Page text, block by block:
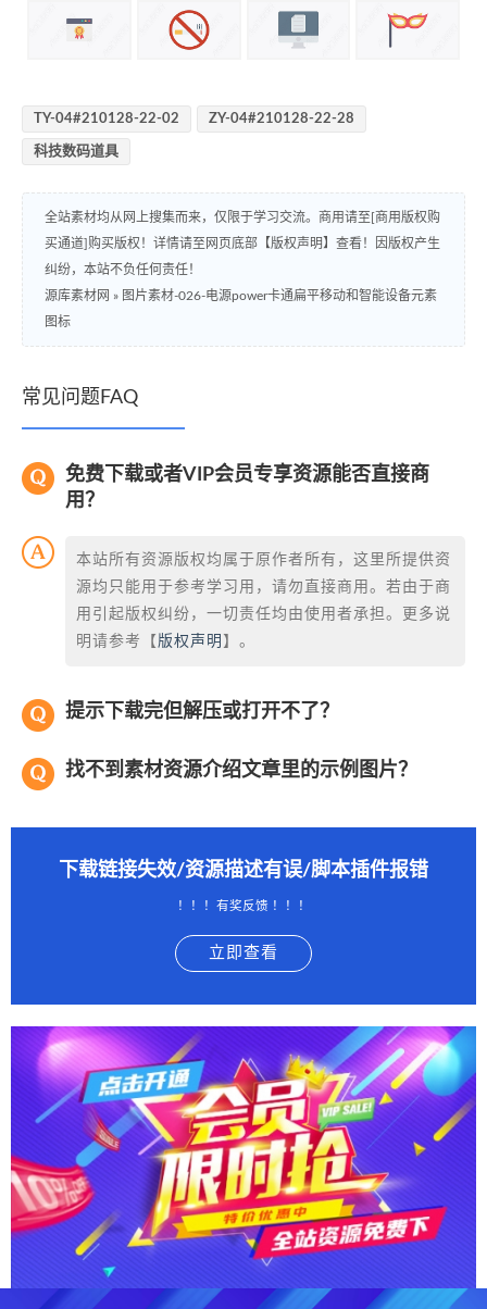
TY-04#210128-22-02 ZY-04#210128-22-28
科技数码道具
全站素材均从网上搜集而来，仅限于学习交流。商用请至[商用版权购
买通道]购买版权！详情请至网页底部【版权声明】查看！因版权产生
纠纷，本站不负任何责任！
源库素材网 » 图片素材-026-电源power卡通扁平移动和智能设备元素
图标
常见问题FAQ
免费下载或者VIP会员专享资源能否直接商
用？
本站所有资源版权均属于原作者所有，这里所提供资
源均只能用于参考学习用，请勿直接商用。若由于商
用引起版权纠纷，一切责任均由使用者承担。更多说
明请参考【 版权声明 】。
提示下载完但解压或打开不了？
找不到素材资源介绍文章里的示例图片？
下载链接失效/资源描述有误/脚本插件报错
！！！有奖反馈 ！！！
立即查看